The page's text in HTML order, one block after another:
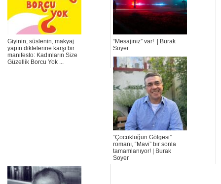
Giyinin, süslenin, makyaj
yapın diktelerine karşı bir
manifesto: Kadınların Size
Güzellik Borcu Yok ...
“Mesajınız” var! | Burak
Soyer
“Çocukluğun Gölgesi”
romanı, “Mavi” bir sonla
tamamlanıyor! | Burak
Soyer